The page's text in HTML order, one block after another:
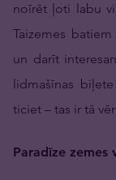
noīrēt ļoti labu
Taizemes
un darīt
lidmašīnas
ticiet – tas ir tā
Paradīze zemes